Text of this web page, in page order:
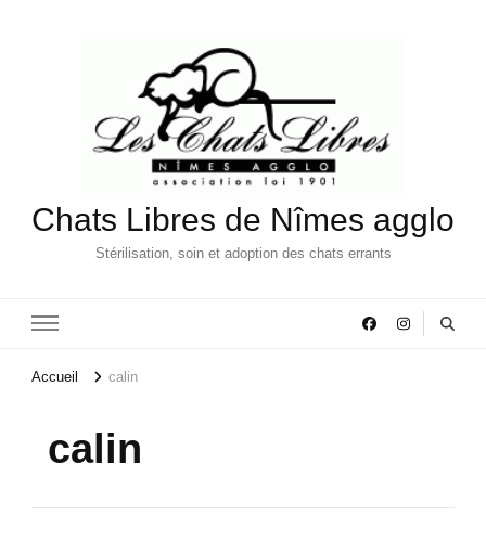
Chats Libres de Nîmes agglo
Stérilisation, soin et adoption des chats errants
Accueil calin
calin